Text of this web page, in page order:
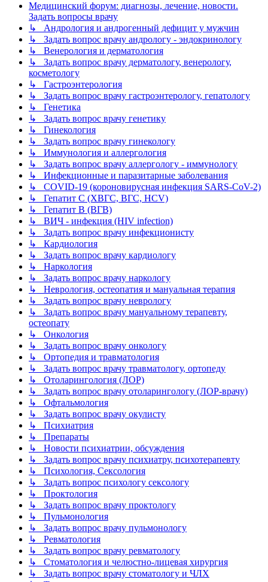
Медицинский форум: диагнозы, лечение, новости.
Задать вопросы врачу
↳ Андрология и андрогенный дефицит у мужчин
↳ Задать вопрос врачу андрологу - эндокринологу
↳ Венерология и дерматология
↳ Задать вопрос врачу дерматологу, венерологу,
косметологу
↳ Гастроэнтерология
↳ Задать вопрос врачу гастроэнтерологу, гепатологу
↳ Генетика
↳ Задать вопрос врачу генетику
↳ Гинекология
↳ Задать вопрос врачу гинекологу
↳ Иммунология и аллергология
↳ Задать вопрос врачу аллергологу - иммунологу
↳ Инфекционные и паразитарные заболевания
↳ COVID-19 (короновирусная инфекция SARS-CoV-2)
↳ Гепатит C (ХВГС, ВГС, HCV)
↳ Гепатит B (ВГВ)
↳ ВИЧ - инфекция (HIV infection)
↳ Задать вопрос врачу инфекционисту
↳ Кардиология
↳ Задать вопрос врачу кардиологу
↳ Наркология
↳ Задать вопрос врачу наркологу
↳ Неврология, остеопатия и мануальная терапия
↳ Задать вопрос врачу неврологу
↳ Задать вопрос врачу мануальному терапевту,
остеопату
↳ Онкология
↳ Задать вопрос врачу онкологу
↳ Ортопедия и травматология
↳ Задать вопрос врачу травматологу, ортопеду
↳ Отоларингология (ЛОР)
↳ Задать вопрос врачу отоларингологу (ЛОР-врачу)
↳ Офтальмология
↳ Задать вопрос врачу окулисту
↳ Психиатрия
↳ Препараты
↳ Новости психиатрии, обсуждения
↳ Задать вопрос врачу психиатру, психотерапевту
↳ Психология, Сексология
↳ Задать вопрос психологу сексологу
↳ Проктология
↳ Задать вопрос врачу проктологу
↳ Пульмонология
↳ Задать вопрос врачу пульмонологу
↳ Ревматология
↳ Задать вопрос врачу ревматологу
↳ Стоматология и челюстно-лицевая хирургия
↳ Задать вопрос врачу стоматологу и ЧЛХ